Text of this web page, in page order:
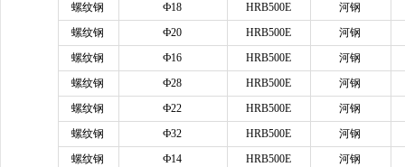
螺纹钢
Ф18 HRB500E
河钢
螺纹钢
Ф20 HRB500E
河钢
螺纹钢
Ф16 HRB500E
河钢
螺纹钢
Ф28 HRB500E
河钢
螺纹钢
Ф22 HRB500E
河钢
螺纹钢
Ф32 HRB500E
河钢
螺纹钢
Ф14 HRB500E
河钢